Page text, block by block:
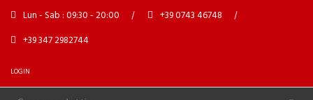
Lun - Sab : 09:30 - 20:00
+39 0743 46748
+39 347 2982744
LOGIN